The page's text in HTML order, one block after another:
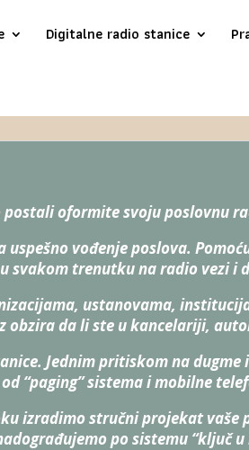
Digitalne radio stanice
oformite svoju poslovnu
vođenje poslova.
svakom trenutku na radio vezi i
ustanovama,
da li ste u kancelariji,
Jednim pritiskom na dugme
“paging” sistema i mobilne
izradimo stručni projekat vaše
po sistemu “ključ u